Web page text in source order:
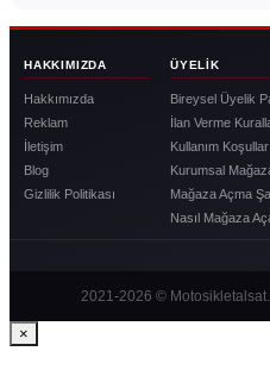
HAKKIMIZDA
Hakkımızda
Reklam
İletişim
Blog
Gizlilik Politikası
ÜYELIK
Bireysel Üyelik
İlan Verme
Kullanım Koşulları
Kurumsal
Mağaza Açma
Nasıl Mağaza
2021-2026 ©
×